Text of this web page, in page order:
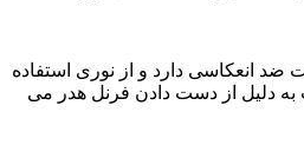
ضد انعکاسی دارد و از نوری استفاده
دلیل از دست دادن فرنل هدر می